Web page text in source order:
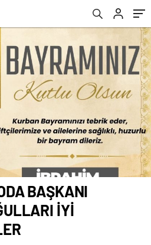
BAŞKANI
İYİ